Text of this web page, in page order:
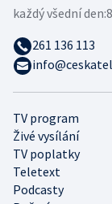
TV program
Živé vysílání
TV poplatky
Teletext
Podcasty
každý všední den:
261 136 113